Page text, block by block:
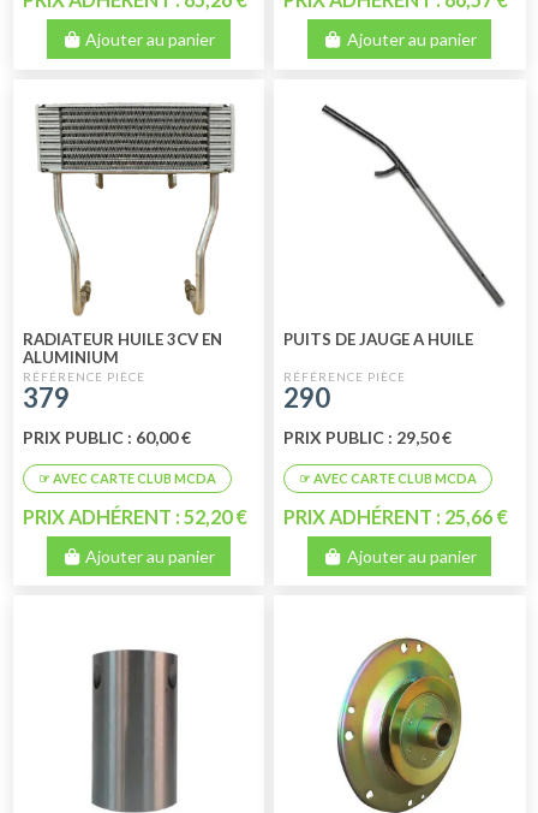
Ajouter au panier Ajouter au panier
RADIATEUR HUILE 3CV EN
ALUMINIUM
379
PRIX PUBLIC : 60,00 €
PRIX ADHÉRENT : 52,20 €
Ajouter au panier
PUITS DE JAUGE A HUILE
290
PRIX PUBLIC : 29,50 €
PRIX ADHÉRENT : 25,66 €
Ajouter au panier